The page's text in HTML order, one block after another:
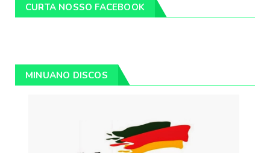
CURTA NOSSO FACEBOOK
MINUANO DISCOS